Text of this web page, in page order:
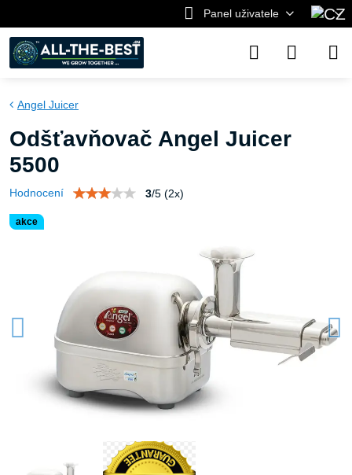
Panel uživatele
akce
Angel Juicer
Odšťavňovač Angel Juicer
5500
Hodnocení 3/5 (2x)